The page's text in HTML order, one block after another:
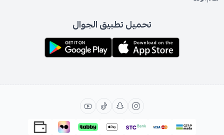
تحميل تطبيق الجوال